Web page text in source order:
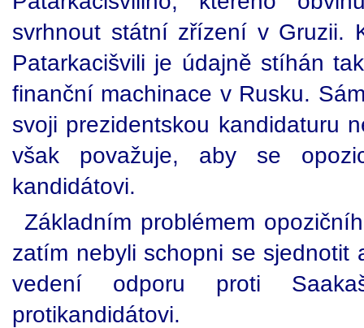
svrhnout státní zřízení v Gruzii.
Patarkacišvili je údajně stíhán
finanční machinace v Rusku.
svoji prezidentskou kandidaturu
však považuje, aby se
kandidátovi.
Základním problémem
zatím nebyli schopni se sjednotit
vedení odporu proti
protikandidátovi.